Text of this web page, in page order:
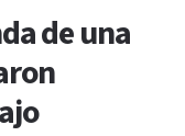
de una